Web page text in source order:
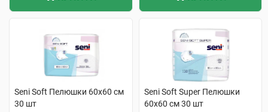
Seni Soft Пелюшки 60х60 см
30 шт
Seni Soft Super Пелюшки
60х60 см 30 шт